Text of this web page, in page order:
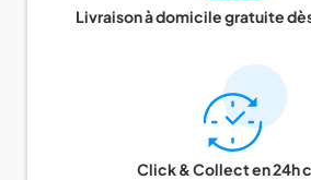
Livraison à domicile gratuite
Click & Collect en 24h